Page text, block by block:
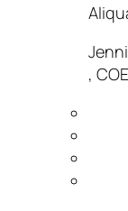
,